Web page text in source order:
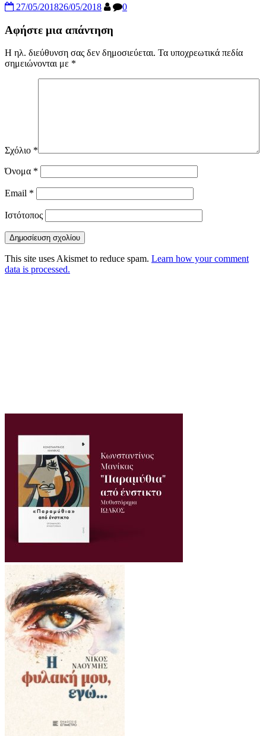
27/05/201826/05/2018 0
Αφήστε μια απάντηση
Η ηλ. διεύθυνση σας δεν δημοσιεύεται. Τα υποχρεωτικά πεδία
σημειώνονται με *
Σχόλιο *
Όνομα *
Email *
Ιστότοπος
This site uses Akismet to reduce spam. Learn how your comment
data is processed.